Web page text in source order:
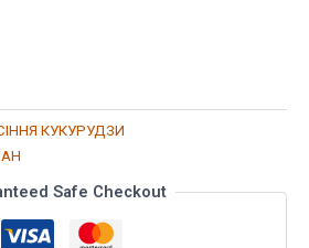
КУКУРУДЗИ
Safe Checkout